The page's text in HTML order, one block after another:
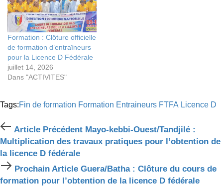
Formation : Clôture officielle
de formation d’entraîneurs
pour la Licence D Fédérale
juillet 14, 2026
Dans "ACTIVITES"
Tags:Fin de formation Formation Entraineurs FTFA Licence D
Article
Précédent
Article Précédent Mayo-kebbi-Ouest/Tandjilé :
Multiplication des travaux pratiques pour l’obtention de
la licence D fédérale
Prochain
Article
Prochain Article Guera/Batha : Clôture du cours de
formation pour l’obtention de la licence D fédérale